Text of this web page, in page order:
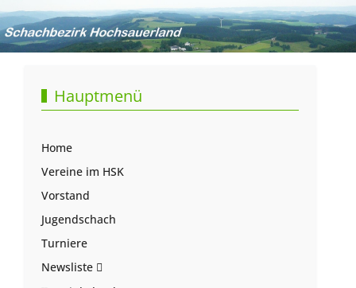
Hauptmenü
Home
Vereine im HSK
Vorstand
Jugendschach
Turniere
Newsliste